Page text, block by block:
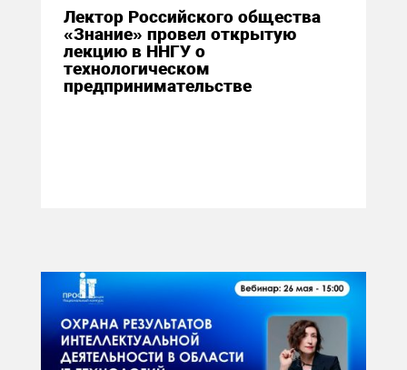
Лектор Российского общества
«Знание» провел открытую
лекцию в ННГУ о
технологическом
предпринимательстве